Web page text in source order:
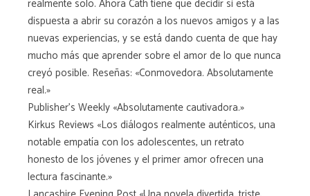
realmente solo. Ahora Cath tiene que decidir si está
dispuesta a abrir su corazón a los nuevos amigos y a las
nuevas experiencias, y se está dando cuenta de que hay
mucho más que aprender sobre el amor de lo que nunca
creyó posible. Reseñas: «Conmovedora. Absolutamente
real.»
Publisher's Weekly «Absolutamente cautivadora.»
Kirkus Reviews «Los diálogos realmente auténticos, una
notable empatía con los adolescentes, un retrato
honesto de los jóvenes y el primer amor ofrecen una
lectura fascinante.»